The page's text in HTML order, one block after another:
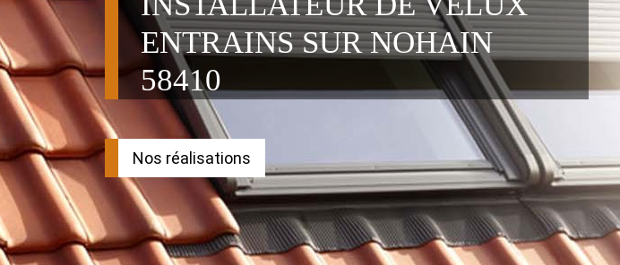
ENTRAINS SUR NOHAIN
58410
Nos réalisations